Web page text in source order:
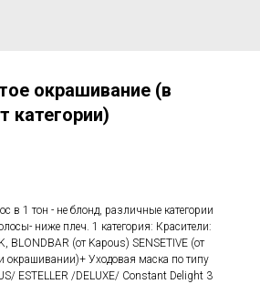
окрашивание (в
категории)
в 1 тон - не блонд, различные категории
ниже плеч. 1 категория: Красители:
BLONDBAR (от Kapous) SENSETIVE (от
окрашивании)+ Уходовая маска по типу
ESTELLER /DELUXE/ Constant Delight 3